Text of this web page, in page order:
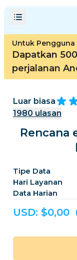
Untuk Pengguna
Dapatkan
perjalanan
Luar biasa
1980 ulasan
Rencana
Tipe Data
Hari Layanan
Data Harian
USD: $0,00